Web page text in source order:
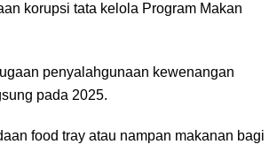
korupsi tata kelola Program Makan
penyalahgunaan kewenangan
pada 2025.
food tray atau nampan makanan bagi